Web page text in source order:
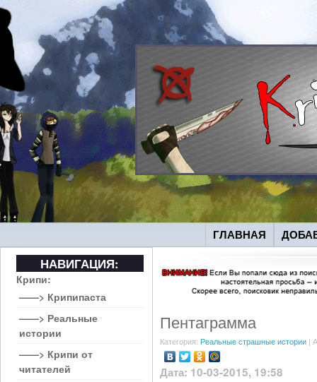
ГЛАВНАЯ
Пентаграмма
Категория: Реальные страшные истории |
Дата: 10-03-2015, 19:58
НАВИГАЦИЯ:
Крипи:
——> Крипипаста
——> Реальные
истории
——> Крипи от
читателей